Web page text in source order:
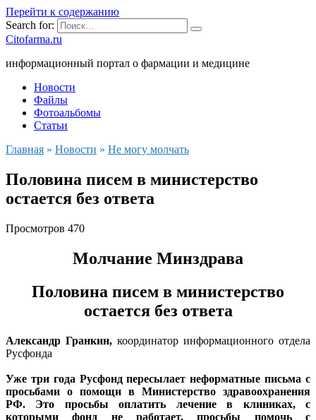
Перейти к содержанию
Search for:
Citofarma.ru
информационный портал о фармации и медицине
Новости
Файлы
Фотоальбомы
Статьи
Главная » Новости » Не могу молчать
Половина писем в министерство
остается без ответа
Просмотров 470
Молчание Минздрава
Половина писем в министерство
остается без ответа
Александр Гранкин, координатор информационного отдела
Русфонда
Уже три года Русфонд пересылает неформатные письма с
просьбами о помощи в Министерство здравоохранения
РФ. Это просьбы оплатить лечение в клиниках, с
которыми фонд не работает, просьбы помочь с